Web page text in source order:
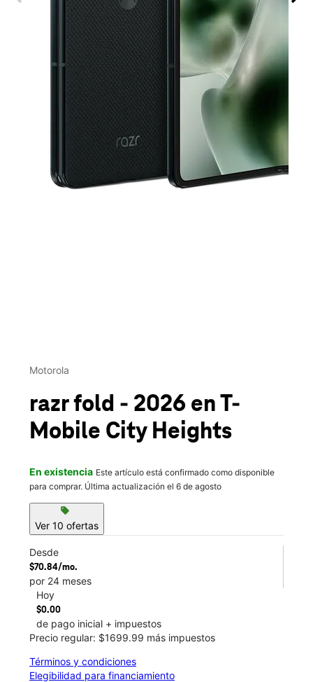
Motorola
razr fold - 2026 en T-
Mobile City Heights
En existencia Este artículo está confirmado como disponible
para comprar. Última actualización el 6 de agosto
sell
Ver 10 ofertas
Desde
$70.84/mo.
por 24 meses
Hoy
$0.00
de pago inicial + impuestos
Precio regular: $1699.99 más impuestos
Términos y condiciones
Elegibilidad para financiamiento